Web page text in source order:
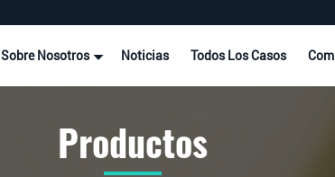
Sobre Nosotros Noticias Todos Los Casos
Productos